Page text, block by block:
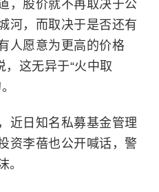
，股价就不再取决于公
河，而取决于是否还有
人愿意为更高的价格
，这无异于“火中取
近日知名私募基金管理
资李蓓也公开喊话，警
。